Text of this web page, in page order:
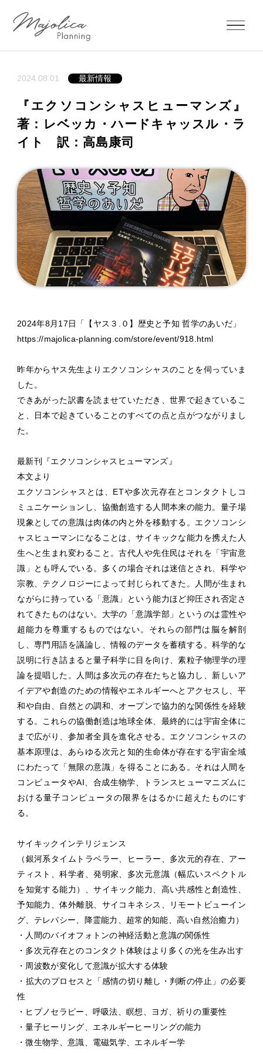
2024.08.01 最新情報
『エクソコンシャスヒューマンズ』
著：レベッカ・ハードキャッスル・ラ
イト 訳：高島康司
2024年8月17日「【ヤス３.０】歴史と予知 哲学のあいだ」
https://majolica-planning.com/store/event/918.html
昨年からヤス先生よりエクソコンシャスのことを伺っていま
した。
できあがった訳書を読ませていただき、世界で起きているこ
と、日本で起きていることのすべての点と点がつながりまし
た。
最新刊『エクソコンシャスヒューマンズ』
本文より
エクソコンシャスとは、ETや多次元存在とコンタクトしコ
ミュニケーションし、協働創造する人間本来の能力。量子場
現象としての意識は肉体の内と外を移動する。エクソコンシ
ャスヒューマンになることは、サイキックな能力を携えた人
生へと生まれ変わること。古代人や先住民はそれを「宇宙意
識」とも呼んでいる。多くの場合それは迷信とされ、科学や
宗教、テクノロジーによって封じられてきた。人間が生まれ
ながらに持っている「意識」という能力ほど抑圧され否定さ
れてきたものはない。大学の「意識学部」というのは霊性や
超能力を尊重するものではない。それらの部門は脳を解剖
し、専門用語を議論し、情報のデータを蓄積する。科学的な
説明に行き詰まると量子科学に目を向け、素粒子物理学の理
論を提唱した。人間は多次元の存在たちと協力し、新しいア
イデアや創造のための情報やエネルギーへとアクセスし、平
和や自由、自然との調和、オープンで協力的な関係性を経験
する。これらの協働創造は地球全体、最終的には宇宙全体に
まで広がり、参加者全員を進化させる。エクソコンシャスの
基本原理は、あらゆる次元と知的生命体が存在する宇宙全域
にわたって「無限の意識」を得ることにある。それは人間を
コンピュータやAI、合成生物学、トランスヒューマニズムに
おける量子コンピュータの限界をはるかに超えたものにす
る。
サイキックインテリジェンス
（銀河系タイムトラベラー、ヒーラー、多次元的存在、アー
ティスト、科学者、発明家、多次元意識（幅広いスペクトル
を知覚する能力）、サイキック能力、高い共感性と創造性、
予知能力、体外離脱、サイコキネシス、リモートビューイン
グ、テレパシー、降霊能力、超常的知能、高い自然治癒力）
・人間のバイオフォトンの神経活動と意識の関係性
・多次元存在とのコンタクト体験はより多くの光を生み出す
・周波数が変化して意識が拡大する体験
・拡大のプロセスと「感情の切り離し・判断の停止」の必要
性
・ヒプノセラピー、呼吸法、瞑想、ヨガ、祈りの重要性
・量子ヒーリング、エネルギーヒーリングの能力
・微生物学、意識、電磁気学、エネルギー学